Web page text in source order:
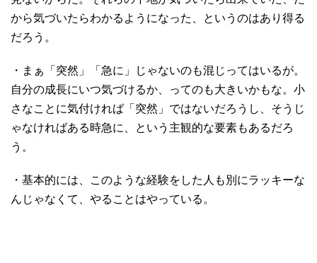
から気づいたらわかるようになった、というのはあり得る
だろう。
・まぁ「突然」「急に」じゃないのも混じってはいるが。
自分の成長にいつ気づけるか、ってのも大きいかもな。小
さなことに気付ければ「突然」ではないだろうし、そうじ
ゃなければある時急に、という主観的な要素もあるだろ
う。
・基本的には、このような経験をした人も別にラッキーな
んじゃなくて、やることはやっている。